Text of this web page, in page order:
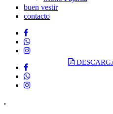
buen vestir
contacto
.